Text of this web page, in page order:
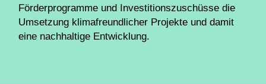
Förderprogramme und Investitionszuschüsse die
Umsetzung klimafreundlicher Projekte und damit
eine nachhaltige Entwicklung.